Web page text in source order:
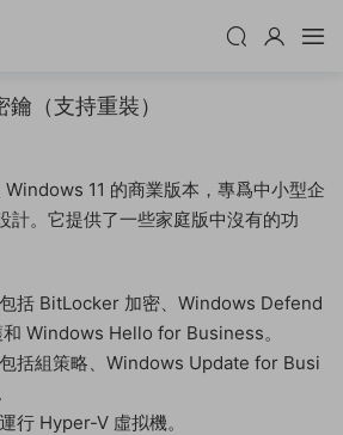
（支持重裝）
11 的商業版本，專爲中小型企
計。它提供了一些家庭版中沒有的功
包括 BitLocker 加密、Windows Defend
Windows Hello for Business。
包括組策略、Windows Update for Busi
行 Hyper-V 虛拟機。